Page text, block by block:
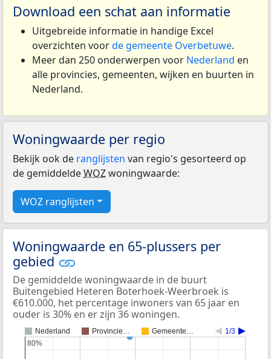
Download een schat aan informatie
Uitgebreide informatie in handige Excel
overzichten voorde gemeente Overbetuwe.
Meer dan 250 onderwerpen voor Nederland en
alle provincies, gemeenten, wijken en buurten in
Nederland.
Woningwaarde per regio
Bekijk ook de ranglijsten van regio's gesorteerd op
de gemiddeldeWOZwoningwaarde:
WOZ ranglijsten
Woningwaarde en 65-plussers per
gebied
De gemiddelde woningwaarde in de buurt
Buitengebied Heteren Boterhoek-Weerbroek is
€610.000, het percentage inwoners van 65 jaar en
ouder is 30% en er zijn 36 woningen.
Nederland Provincie… Gemeente… 1/3
80%
80%